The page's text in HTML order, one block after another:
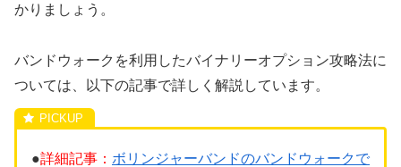
かりましょう。
バンドウォークを利用したバイナリーオプション攻略法に
ついては、以下の記事で詳しく解説しています。
●詳細記事： ボリンジャーバンドのバンドウォークで